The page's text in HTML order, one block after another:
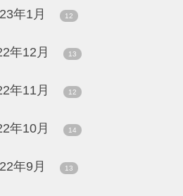
年1月 12
年12月 13
年11月 12
年10月 14
年9月 13